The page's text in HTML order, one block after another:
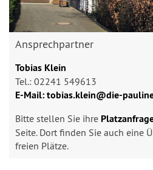
Ansprechpartner
Tobias Klein
Tel.: 02241 549613
E-Mail: tobias.klein@die-
Bitte stellen Sie ihre
Seite. Dort finden Sie auch eine
freien Plätze.